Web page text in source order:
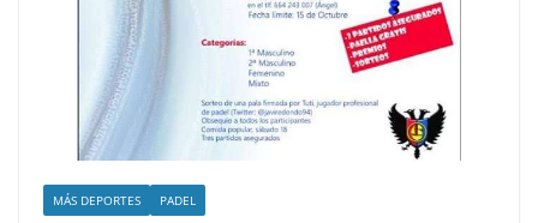
MÁS DEPORTES PADEL